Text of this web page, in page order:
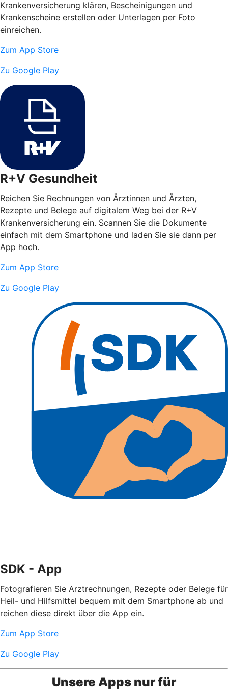
Krankenversicherung klären, Bescheinigungen und
Krankenscheine erstellen oder Unterlagen per Foto
einreichen.
Zum App Store
Zu Google Play
R+V Gesundheit
Reichen Sie Rechnungen von Ärztinnen und Ärzten,
Rezepte und Belege auf digitalem Weg bei der R+V
Krankenversicherung ein. Scannen Sie die Dokumente
einfach mit dem Smartphone und laden Sie sie dann per
App hoch.
Zum App Store
Zu Google Play
SDK - App
Fotografieren Sie Arztrechnungen, Rezepte oder Belege für
Heil- und Hilfsmittel bequem mit dem Smartphone ab und
reichen diese direkt über die App ein.
Zum App Store
Zu Google Play
Unsere Apps nur für